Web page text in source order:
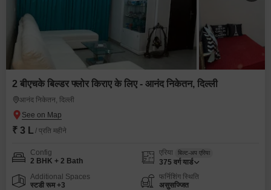
2 बीएचके बिल्डर फ्लोर किराए के लिए - आनंद निकेतन, दिल्ली
आनंद निकेतन, दिल्ली
₹ 3 L / प्रति महीने
Config
2 BHK + 2 Bath
एरिया बिल्ट-अप एरिया
375 वर्ग यार्ड
Additional Spaces
स्टडी रूम +3
फर्निशिंग स्थिति
असुसज्जित